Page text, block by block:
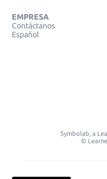
EMPRESA
Contáctanos
Español
Symbolab, a
©